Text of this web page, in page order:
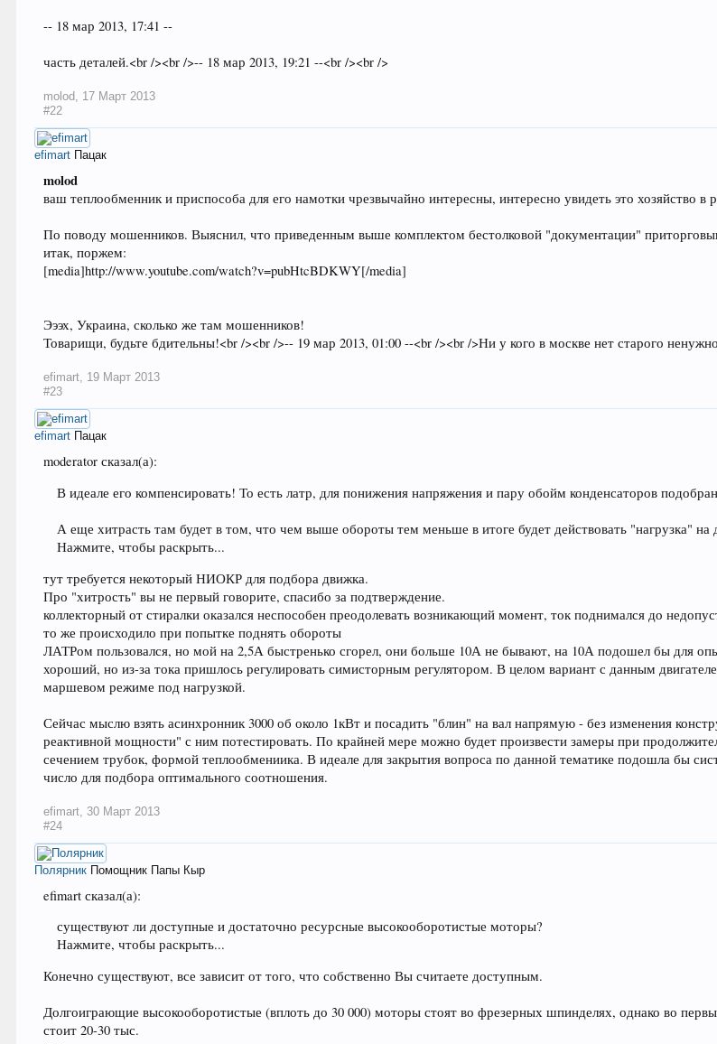
-- 18 мар 2013, 17:41 --
часть деталей.<br /><br />-- 18 мар 2013, 19:21 --<br /><br />
molod, 17 Март 2013
#22
efimart Пацак
molod
ваш теплообменник и приспособа для его намотки чрезвычайно интересны, интересно увидеть это хозяйство в
По поводу мошенников. Выяснил, что приведенным выше комплектом бестолковой "документации"
итак, поржем:
[media]http://www.youtube.com/watch?v=pubHtcBDKWY[/media]
Эээх, Украина, сколько же там мошенников!
Товарищи, будьте бдительны!<br /><br />-- 19 мар 2013, 01:00 --<br /><br />Ни у кого в москве нет старого
efimart, 19 Март 2013
#23
efimart Пацак
moderator сказал(а):
В идеале его компенсировать! То есть латр, для понижения напряжения и пару обойм конденсаторов
А еще хитрасть там будет в том, что чем выше обороты тем меньше в итоге будет действовать "нагрузка" на
Нажмите, чтобы раскрыть...
тут требуется некоторый НИОКР для подбора движка.
Про "хитрость" вы не первый говорите, спасибо за подтверждение.
коллекторный от стиралки оказался неспособен преодолевать возникающий момент, ток поднимался до
то же происходило при попытке поднять обороты
ЛАТРом пользовался, но мой на 2,5А быстренько сгорел, они больше 10А не бывают, на 10А подошел бы для
хороший, но из-за тока пришлось регулировать симисторным регулятором. В целом вариант с данным
маршевом режиме под нагрузкой.
Сейчас мыслю взять асинхронник 3000 об около 1кВт и посадить "блин" на вал напрямую - без изменения
реактивной мощности" с ним потестировать. По крайней мере можно будет произвести замеры при
сечением трубок, формой теплообмениика. В идеале для закрытия вопроса по данной тематике подошла бы
число для подбора оптимального соотношения.
efimart 30 Март 2013
#24
Полярник Помощник Папы Кыр
efimart сказал(а):
существуют ли доступные и достаточно ресурсные высокооборотистые моторы?
Нажмите, чтобы раскрыть...
Конечно существуют, все зависит от того, что собственно Вы считаете доступным.
Долгоиграющие высокооборотистые (вплоть до 30 000) моторы стоят во фрезерных шпинделях, однако во
стоит 20-30 тыс.